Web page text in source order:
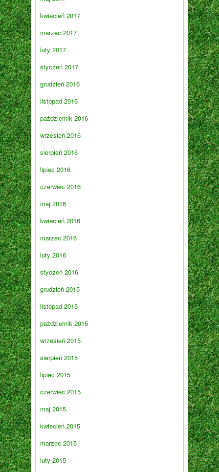
kwiecień 2017
marzec 2017
luty 2017
styczeń 2017
grudzień 2016
listopad 2016
październik 2016
wrzesień 2016
sierpień 2016
lipiec 2016
czerwiec 2016
maj 2016
kwiecień 2016
marzec 2016
luty 2016
styczeń 2016
grudzień 2015
listopad 2015
październik 2015
wrzesień 2015
sierpień 2015
lipiec 2015
czerwiec 2015
maj 2015
kwiecień 2015
marzec 2015
luty 2015